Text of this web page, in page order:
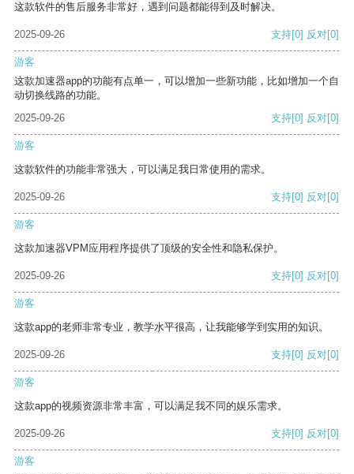
这款软件的售后服务非常好，遇到问题都能得到及时解决。
2025-09-26 支持[0] 反对[0]
游客
这款加速器app的功能有点单一，可以增加一些新功能，比如增加一个自
动切换线路的功能。
2025-09-26
支持[0] 反对[0]
游客
这款软件的功能非常强大，可以满足我日常使用的需求。
2025-09-26 支持[0] 反对[0]
游客
这款加速器VPM应用程序提供了顶级的安全性和隐私保护。
2025-09-26 支持[0] 反对[0]
游客
这款app的老师非常专业，教学水平很高，让我能够学到实用的知识。
2025-09-26 支持[0] 反对[0]
游客
这款app的视频资源非常丰富，可以满足我不同的娱乐需求。
2025-09-26 支持[0] 反对[0]
游客